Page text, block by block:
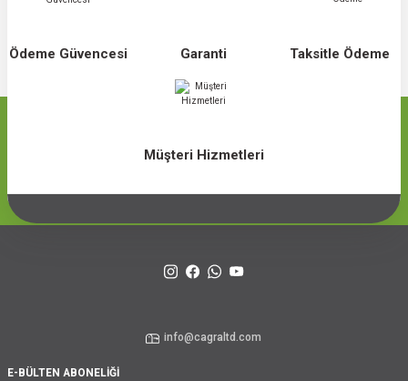
Ödeme Güvencesi Garanti Taksitle Ödeme
Müşteri Hizmetleri
info@cagraltd.com
E-BÜLTEN ABONELİĞİ